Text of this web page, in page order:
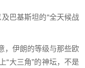
巴基斯坦的“全天候战
，伊朗的等级与那些欧
“大三角”的神坛，不是